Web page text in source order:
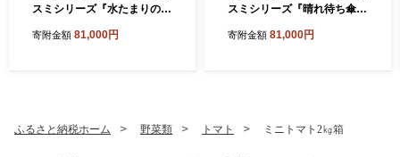
スミシリーズ『水たまりの
寄附金額 81,000円
スミシリーズ『晴れ待ち傘』
寄附金額 81,000円
ふるさと納税ホーム 野菜類 トマト ミニトマト2㎏箱